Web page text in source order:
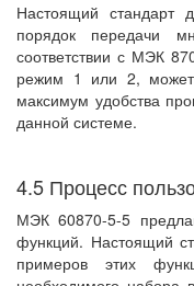
Настоящий стандарт
порядок передачи
соответствии с МЭК
режим 1 или 2, может
максимум удобства
данной системе.
4.5 Процесс
МЭК 60870-5-5
функций. Настоящий
примеров этих